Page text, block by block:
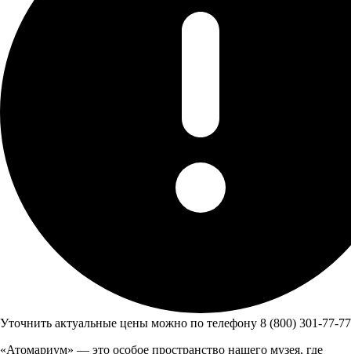
Уточнить актуальные цены можно по телефону 8 (800) 301-77-77
«Атомариум» — это особое пространство нашего музея, где